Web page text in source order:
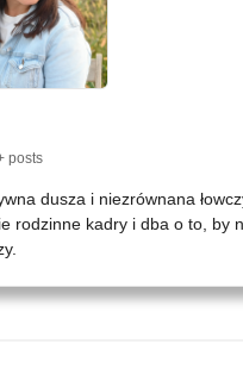
posts
dusza i niezrównana
rodzinne kadry i dba o to, by